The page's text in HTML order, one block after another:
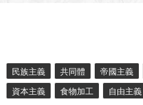
民族主義 共同體 帝國主義
資本主義 食物加工 自由主義